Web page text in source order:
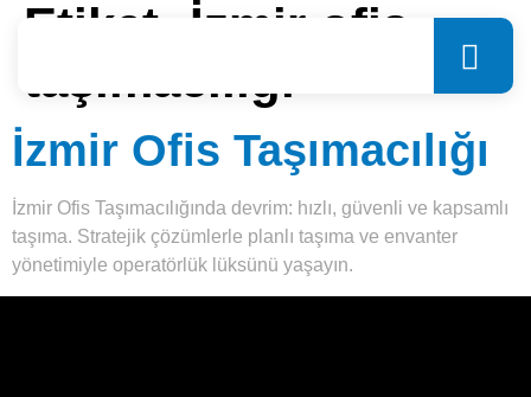
Etiket: İzmir ofis
taşımacılığı
İzmir Ofis Taşımacılığı
İzmir Ofis Taşımacılığında devrim: hızlı, güvenli ve kapsamlı
taşıma. Stratejik çözümlerle planlı taşıma ve envanter
yönetimiyle operatörlük lüksünü yaşayın.